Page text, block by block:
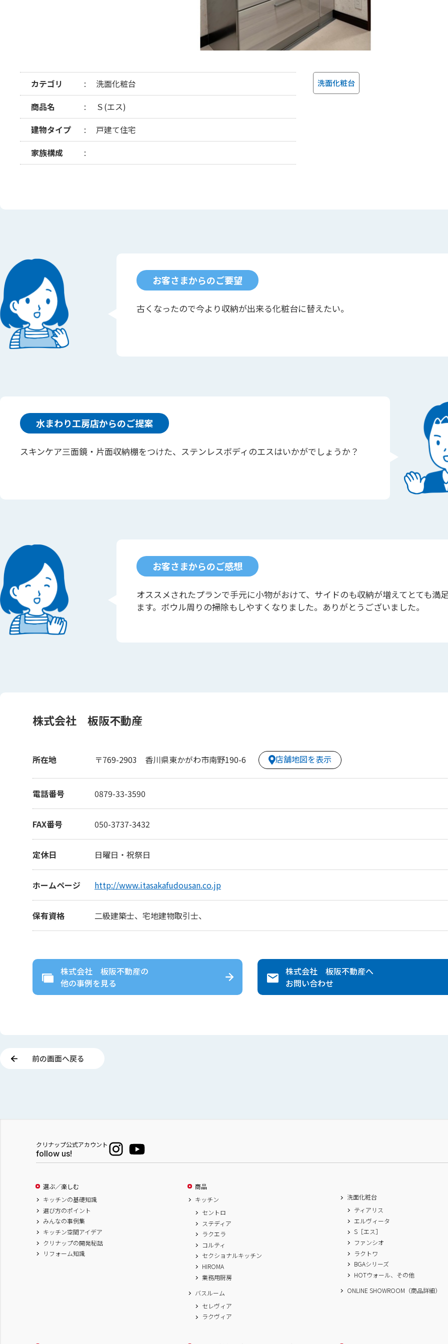
カテゴリ
洗面化粧台
商品名
Ｓ(エス)
建物タイプ
戸建て住宅
家族構成
洗面化粧台
お客さまからのご要望
古くなったので今より収納が出来る化粧台に替えたい。
水まわり工房店からのご提案
スキンケア三面鏡・片面収納棚をつけた、ステンレスボディのエスはいかがでしょうか？
お客さまからのご感想
オススメされたプランで手元に小物がおけて、サイドのも収納が増えてとても満
ます。ボウル周りの掃除もしやすくなりました。ありがとうございました。
株式会社 板阪不動産
所在地 〒769-2903 香川県東かがわ市南野190-6 店舗地図を表示
電話番号 0879-33-3590
FAX番号 050-3737-3432
定休日 日曜日・祝祭日
ホームページ http://www.itasakafudousan.co.jp
保有資格 二級建築士、宅地建物取引士、
株式会社 板阪不動産の
他の事例を見る
株式会社 板阪不動産へ
お問い合わせ
前の画面へ戻る
クリナップ公式アカウント
follow us!
選ぶ／楽しむ
キッチンの基礎知識
選び方のポイント
みんなの事例集
キッチン空間アイデア
クリナップの開発秘話
リフォーム知識
商品
キッチン
セントロ
ステディア
ラクエラ
コルティ
セクショナルキッチン
HIROMA
業務用厨房
バスルーム
セレヴィア
ラクヴィア
洗面化粧台
ティアリス
エルヴィータ
S［エス］
ファンシオ
ラクトワ
BGAシリーズ
HOTウォール、その他
ONLINE SHOWROOM（商品詳細）